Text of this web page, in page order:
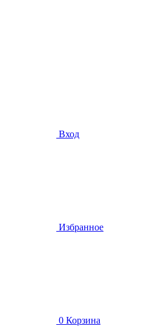
Вход
Избранное
0 Корзина